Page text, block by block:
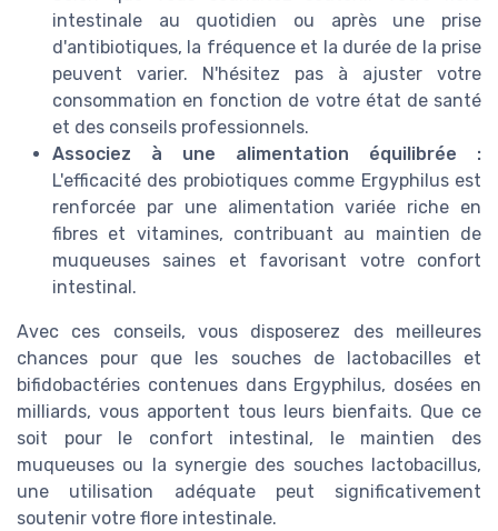
intestinale au quotidien ou après une prise
d'antibiotiques, la fréquence et la durée de la prise
peuvent varier. N'hésitez pas à ajuster votre
consommation en fonction de votre état de santé
et des conseils professionnels.
Associez à une alimentation équilibrée :
L'efficacité des probiotiques comme Ergyphilus est
renforcée par une alimentation variée riche en
fibres et vitamines, contribuant au maintien de
muqueuses saines et favorisant votre confort
intestinal.
Avec ces conseils, vous disposerez des meilleures
chances pour que les souches de lactobacilles et
bifidobactéries contenues dans Ergyphilus, dosées en
milliards, vous apportent tous leurs bienfaits. Que ce
soit pour le confort intestinal, le maintien des
muqueuses ou la synergie des souches lactobacillus,
une utilisation adéquate peut significativement
soutenir votre flore intestinale.